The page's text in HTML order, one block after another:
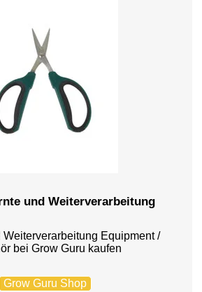
und Weiterverarbeitung
Weiterverarbeitung Equipment /
bei Grow Guru kaufen
Grow Guru Shop